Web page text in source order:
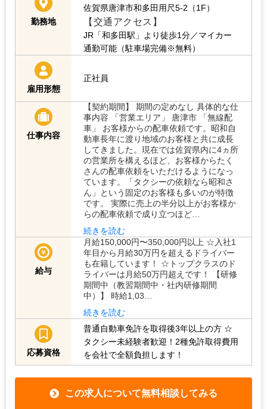
勤務地
佐賀県唐津市和多田用尺5-2（1F）
【交通アクセス】
JR「和多田駅」より徒歩1分／マイカー
通勤可能（駐車場完備※無料）
雇用形態
正社員
仕事内容
【契約期間】 期間の定めなし 具体的な仕
事内容 「営業エリア」 唐津市 「無線配
車」 お客様からの配車依頼です。昭和自
動車長年に渡り地域のお客様と共に成長
してきました。現在では佐賀県内に4ヵ所
の営業所を構えるほど、お客様からたく
さんの配車依頼をいただけるようになっ
ています。「タクシーの依頼なら昭和さ
ん」という固定のお客様も多いのが特徴
です。 実際に売上の半分以上がお客様か
らの配車依頼で成り立つほど…
続きを読む
給与
月給150,000円〜350,000円以上 ☆入社1
年目から月給30万円を超えるドライバー
も在籍しています！ ☆トップクラスのド
ライバーは月給50万円超えです！ 【研修
期間中（教習期間中・社内研修期間
中）】 時給1,03…
続きを読む
応募資格
普通自動車免許を取得後3年以上の方 ☆
タクシー未経験者歓迎！2種免許取得費用
を会社で全額負担します！
この求人について無料相談してみる